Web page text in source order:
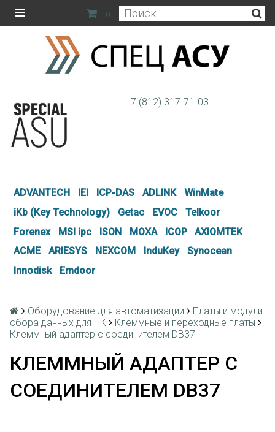
0
+7 (812) 317-71-03
ADVANTECH IEI ICP-DAS ADLINK
WinMate
iKb (Key Technology)
Getac EVOC
Telkoor
Forenex
MSI ipc ISON MOXA ICOP
AXIOMTEK
ACME
ARIESYS NEXCOM InduKey
Synocean
Innodisk
Emdoor
Оборудование для автоматизации
Платы и модули
сбора данных для ПК
Клеммные и переходные платы
Клеммный адаптер с соединителем DB37
КЛЕММНЫЙ АДАПТЕР С
СОЕДИНИТЕЛЕМ DB37